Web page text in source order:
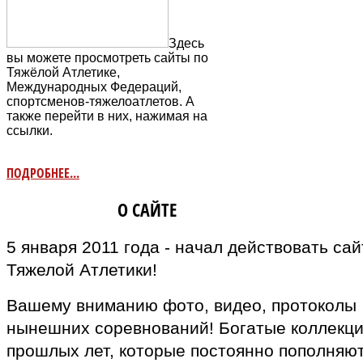
Здесь
вы можете просмотреть сайты по
Тяжёлой Атлетике,
Международных Федераций,
спортсменов-тяжелоатлетов. А
также перейти в них, нажимая на
ссылки.
ПОДРОБНЕЕ...
О САЙТЕ
5 января 2011 года - начал действовать
Тяжелой Атлетики!
Вашему вниманию фото, видео, протоколы
нынешних соревнований! Богатые
прошлых лет, которые постоянно